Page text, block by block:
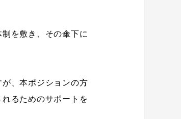
を敷き、その傘下に
、本ポジションの方
るためのサポートを